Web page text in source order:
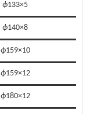
ϕ133×5
ϕ140×8
ϕ159×10
ϕ159×12
ϕ180×12